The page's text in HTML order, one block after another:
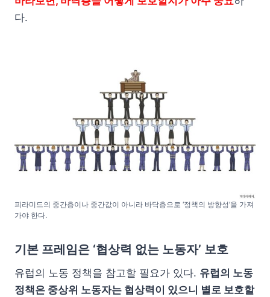
다.
피라미드의 중간층이나 중간값이 아니라 바닥층으로 ‘정책의 방향성’을 가져
가야 한다.
기본 프레임은 ‘협상력 없는 노동자’ 보호
유럽의 노동 정책을 참고할 필요가 있다. 유럽의 노동
정책은 중상위 노동자는 협상력이 있으니 별로 보호할